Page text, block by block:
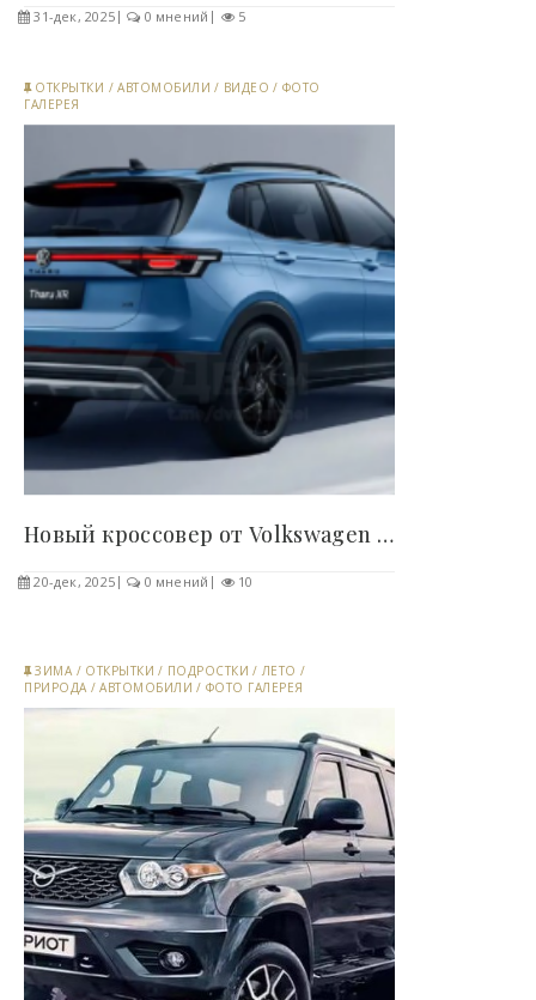
31-дек, 2025 0 мнений 5
ОТКРЫТКИ /АВТОМОБИЛИ / ВИДЕО / ФОТО
ГАЛЕРЕЯ
Новый кроссовер от Volkswagen (4 фото) - «Хорошее..
20-дек, 2025 0 мнений 10
ЗИМА / ОТКРЫТКИ / ПОДРОСТКИ / ЛЕТО /
ПРИРОДА /АВТОМОБИЛИ / ФОТО ГАЛЕРЕЯ